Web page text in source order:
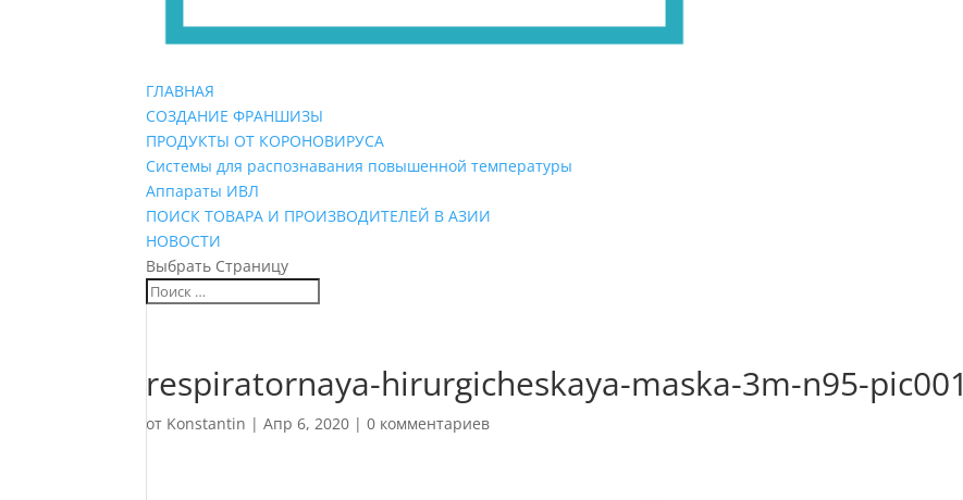
ГЛАВНАЯ
СОЗДАНИЕ ФРАНШИЗЫ
ПРОДУКТЫ ОТ КОРОНОВИРУСА
Системы для распознавания повышенной температуры
Аппараты ИВЛ
ПОИСК ТОВАРА И ПРОИЗВОДИТЕЛЕЙ В АЗИИ
НОВОСТИ
Выбрать Страницу
respiratornaya-hirurgicheskaya-maska-3m-n95-pic001
от Konstantin |Апр 6, 2020 |0 комментариев